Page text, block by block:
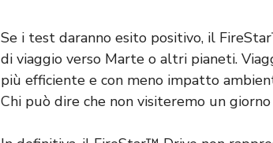
Se i test daranno esito positivo, il
di viaggio verso Marte o altri pianeti.
più efficiente e con meno impatto
Chi può dire che non visiteremo un